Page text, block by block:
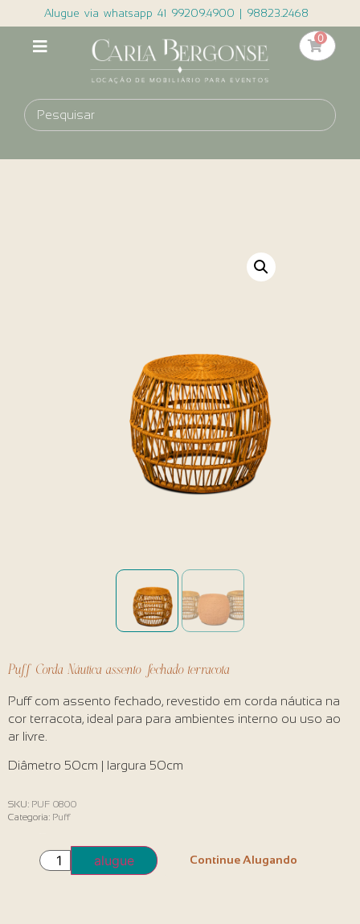
Alugue via whatsapp 41 99209.4900 | 98823.2468
0
Puff Corda Náutica assento fechado terracota
Puff com assento fechado, revestido em corda náutica na
cor terracota, ideal para para ambientes interno ou uso ao
ar livre.
Diâmetro 50cm | largura 50cm
SKU: PUF 0800
Categoria: Puff
alugue Continue Alugando